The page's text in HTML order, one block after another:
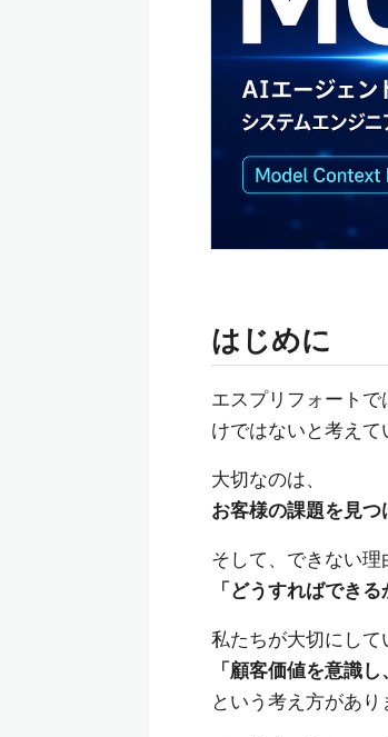
はじめに
エスプリフォート
けではないと考えて
大切なのは、
お客様の課題を見つ
そして、できない理
「どうすればでき
私たちが大切にして
「顧客価値を意識
という考え方があり